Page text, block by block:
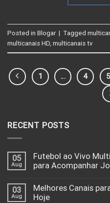
Posted in Blogar | Tagged
multicanais HD multicanais tv
1 … 4 5
RECENT POSTS
05
Aug
Futebol ao Vivo
para Acompanhar
03
Aug
Melhores Canais
Hoje